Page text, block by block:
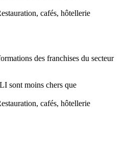
cafés, hôtellerie
des franchises du secteur
sont moins chers que
cafés, hôtellerie